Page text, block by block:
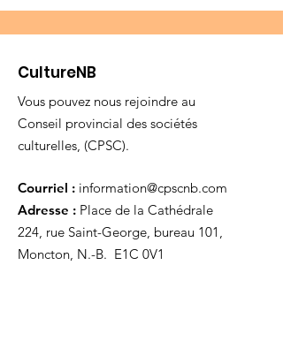
CultureNB
Vous pouvez nous rejoindre au
Conseil provincial des sociétés
culturelles, (CPSC).
Courriel : information@cpscnb.com
Adresse : Place de la Cathédrale
224, rue Saint-George, bureau 101,
Moncton, N.-B. E1C 0V1